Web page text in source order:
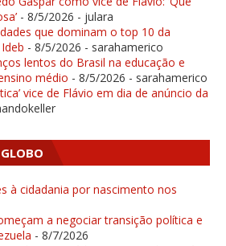
- 8/5/2026 - julara
que dominam o top 10 da
- 8/5/2026 - sarahamerico
lentos do Brasil na educação e
médio - 8/5/2026 - sarahamerico
vice de Flávio em dia de anúncio da
à cidadania por nascimento nos
a negociar transição política e
- 8/7/2026